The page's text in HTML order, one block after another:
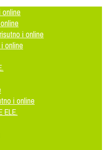
i online
online
i online
ELE.